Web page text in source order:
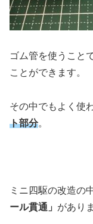
ゴム管を使うことで
ことができます。
その中でもよく使
ト部分。
ミニ四駆の改造の
ール貫通」 があり